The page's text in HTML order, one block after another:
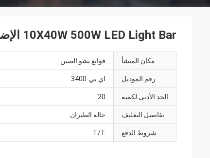
10X40W 500W LED Light Bar الإضاءة المسرحية مع التحكم في نقطة واحدة
مكان المنشأ قوانغ تشو الصين
رقم الموديل اي بي-3400
الحد الأدنى لكمية 20
تفاصيل التغليف حالة الطيران
شروط الدفع T/T